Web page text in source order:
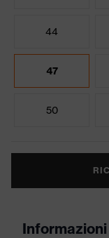
44
47
50